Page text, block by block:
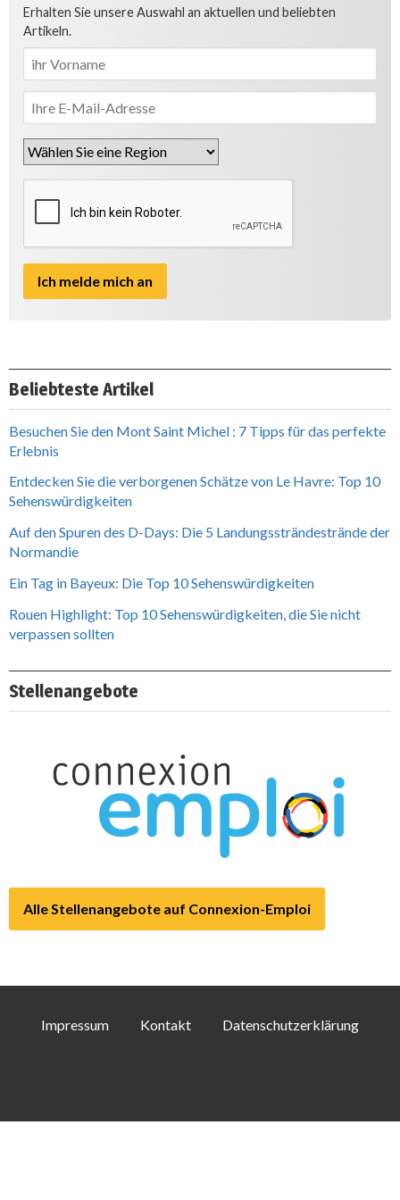
Erhalten Sie unsere Auswahl an aktuellen und beliebten
Artikeln.
Beliebteste Artikel
Besuchen Sie den Mont Saint Michel : 7 Tipps für das perfekte
Erlebnis
Entdecken Sie die verborgenen Schätze von Le Havre: Top 10
Sehenswürdigkeiten
Auf den Spuren des D-Days: Die 5 Landungssträndestrände der
Normandie
Ein Tag in Bayeux: Die Top 10 Sehenswürdigkeiten
Rouen Highlight: Top 10 Sehenswürdigkeiten, die Sie nicht
verpassen sollten
Stellenangebote
Alle Stellenangebote auf Connexion-Emploi
Impressum Kontakt Datenschutzerklärung